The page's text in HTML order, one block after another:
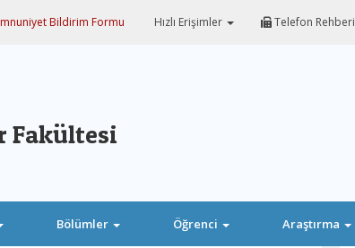
Bildirim Formu Hızlı Erişimler Telefon Rehberi
Fakültesi
Bölümler Öğrenci Araştırma